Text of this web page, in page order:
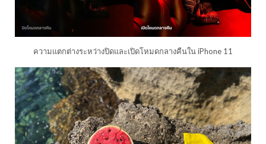
ความแตกต่างระหว่างปิดและเปิดโหมดกลางคืนใน iPhone 11